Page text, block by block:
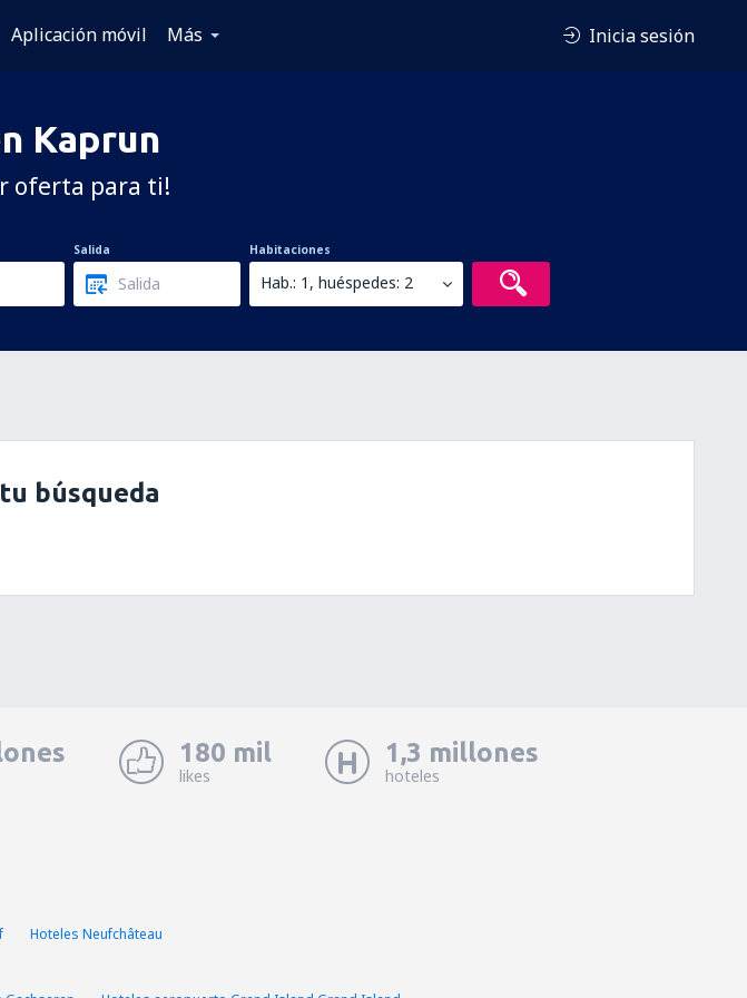
Aplicación móvil Más Inicia sesión
Kaprun
oferta para ti!
Salida Habitaciones
Hab.: 1, huéspedes: 2
búsqueda
180 mil
likes
1,3 millones
hoteles
Hoteles Neufchâteau